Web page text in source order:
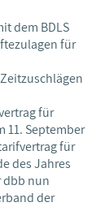
dem BDLS
für
für
11. September
für
des Jahres
dbb nun
der